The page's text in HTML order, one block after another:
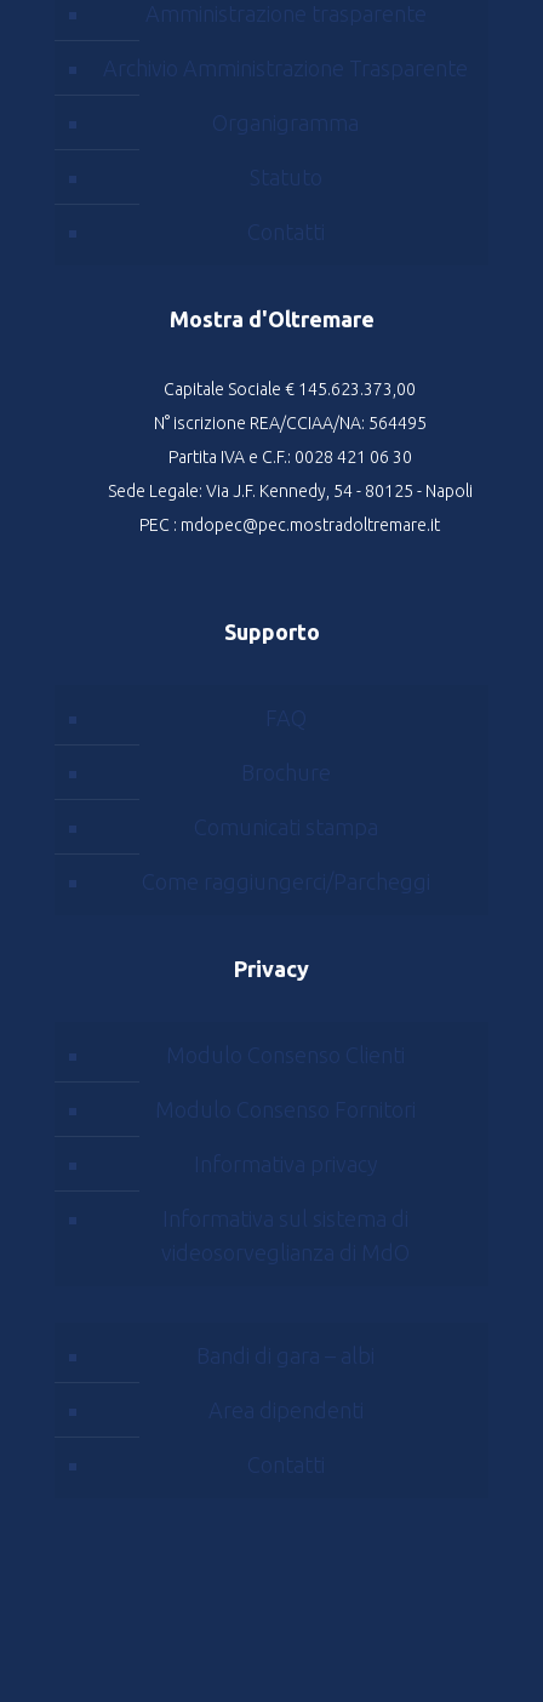
Amministrazione trasparente
Archivio Amministrazione Trasparente
Organigramma
Statuto
Contatti
Mostra d'Oltremare
Capitale Sociale € 145.623.373,00
N° iscrizione REA/CCIAA/NA: 564495
Partita IVA e C.F.: 0028 421 06 30
Sede Legale: Via J.F. Kennedy, 54 - 80125 - Napoli
PEC : mdopec@pec.mostradoltremare.it
Supporto
FAQ
Brochure
Comunicati stampa
Come raggiungerci/Parcheggi
Privacy
Modulo Consenso Clienti
Modulo Consenso Fornitori
Informativa privacy
Informativa sul sistema di
videosorveglianza di MdO
Bandi di gara – albi
Area dipendenti
Contatti